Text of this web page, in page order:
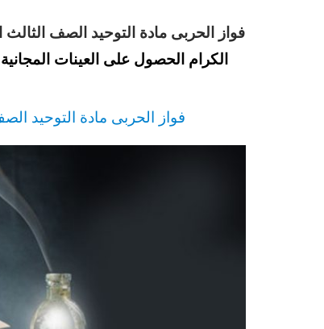
فواز الحربى مادة التوحيد الصف الثالث
الكرام الحصول على العينات
فواز الحربى مادة التوحيد الصف